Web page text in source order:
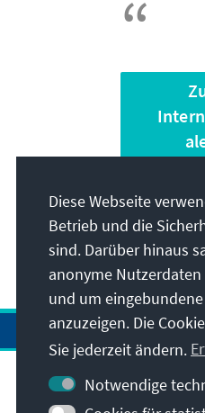
Diese Webseite
Betrieb und die
sind. Darüber hinaus
anonyme
und um
anzuzeigen. Die
Sie jederzeit ändern.
Notwendige